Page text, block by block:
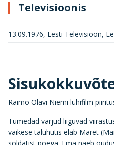
Televisioonis
13.09.1976, Eesti Televisioon,
Raimo Olavi Niemi lühifilm
Tumedad varjud liiguvad
väikese taluhütis elab Maret